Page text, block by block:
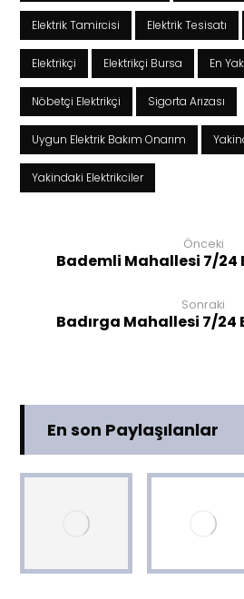
Elektrik Tamircisi Elektrik Tesisatı
Elektrikçi Elektrikçi Bursa En
Nöbetçi Elektrikçi Sigorta Arızası
Uygun Elektrik Bakım Onarım
Yakindaki Elektrikciler
Önceki
Bademli Mahallesi 7/24
Sonraki
Badırga Mahallesi 7/24
En son Paylaşılanlar